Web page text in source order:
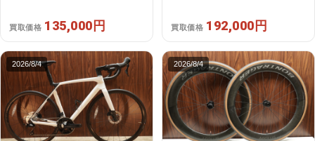
買取価格 135,000円 買取価格 192,000円
2026/8/4 2026/8/4